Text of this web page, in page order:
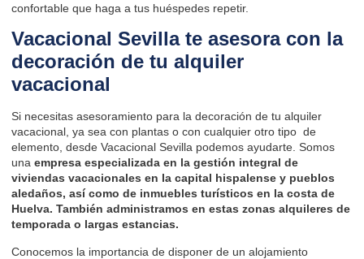
confortable que haga a tus huéspedes repetir.
Vacacional Sevilla te asesora con la
decoración de tu alquiler
vacacional
Si necesitas asesoramiento para la decoración de tu alquiler
vacacional, ya sea con plantas o con cualquier otro tipo de
elemento, desde Vacacional Sevilla podemos ayudarte. Somos
una empresa especializada en la gestión integral de
viviendas vacacionales en la capital hispalense y pueblos
aledaños, así como de inmuebles turísticos en la costa de
Huelva. También administramos en estas zonas alquileres de
temporada o largas estancias.
Conocemos la importancia de disponer de un alojamiento